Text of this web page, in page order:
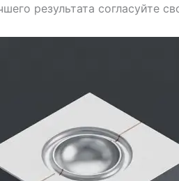
результата согласуйте